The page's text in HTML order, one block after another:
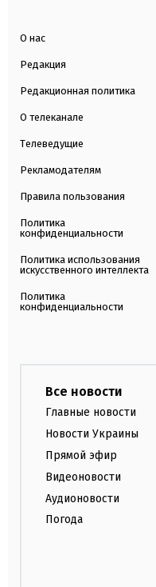
О нас
Редакция
Редакционная политика
О телеканале
Телеведущие
Рекламодателям
Правила пользования
Политика
конфиденциальности
Политика использования
искусственного интеллекта
Политика
конфиденциальности
Все новости
Главные новости
Новости Украины
Прямой эфир
Видеоновости
Аудионовости
Погода